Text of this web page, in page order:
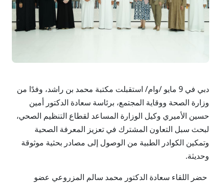
دبي في 9 مايو /وام/ استقبلت مكتبة محمد بن راشد، وفدًا من
وزارة الصحة ووقاية المجتمع، برئاسة سعادة الدكتور أمين
حسين الأميري وكيل الوزارة المساعد لقطاع التنظيم الصحي،
لبحث سبل التعاون المشترك في تعزيز المعرفة الصحية
وتمكين الكوادر الطبية من الوصول إلى مصادر بحثية موثوقة
وحديثة.
حضر اللقاء سعادة الدكتور محمد سالم المزروعي عضو